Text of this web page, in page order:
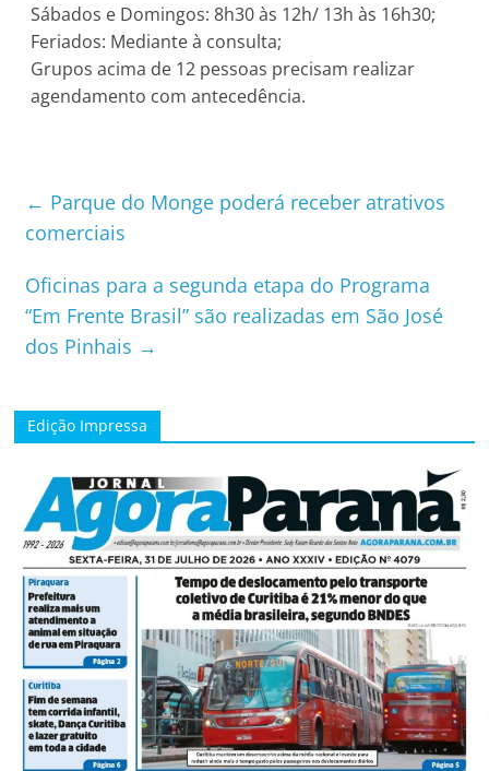
Sábados e Domingos: 8h30 às 12h/ 13h às 16h30;
Feriados: Mediante à consulta;
Grupos acima de 12 pessoas precisam realizar
agendamento com antecedência.
← Parque do Monge poderá receber atrativos
comerciais
Oficinas para a segunda etapa do Programa
“Em Frente Brasil” são realizadas em São José
dos Pinhais →
Edição Impressa